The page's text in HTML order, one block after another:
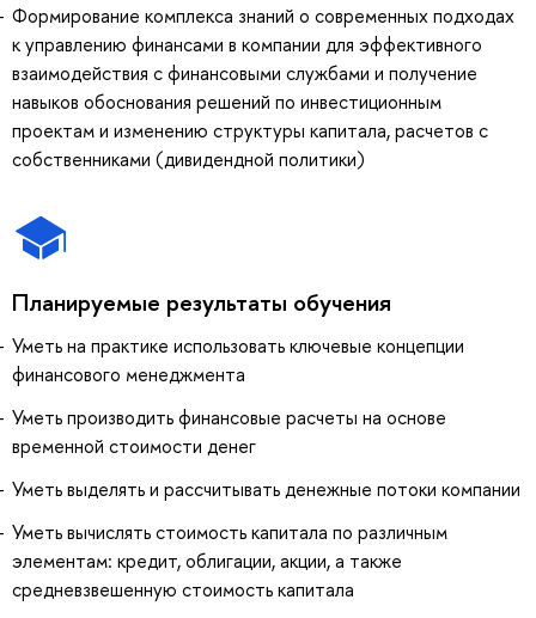
Формирование комплекса знаний о современных подходах
к управлению финансами в компании для эффективного
взаимодействия с финансовыми службами и получение
навыков обоснования решений по инвестиционным
проектам и изменению структуры капитала, расчетов с
собственниками (дивидендной политики)
Планируемые результаты обучения
Уметь на практике использовать ключевые концепции
финансового менеджмента
Уметь производить финансовые расчеты на основе
временной стоимости денег
Уметь выделять и рассчитывать денежные потоки компании
Уметь вычислять стоимость капитала по различным
элементам: кредит, облигации, акции, а также
средневзвешенную стоимость капитала